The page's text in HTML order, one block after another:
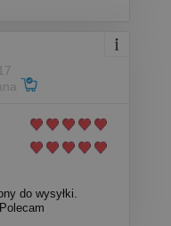
do wysyłki.